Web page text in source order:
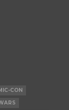
CON